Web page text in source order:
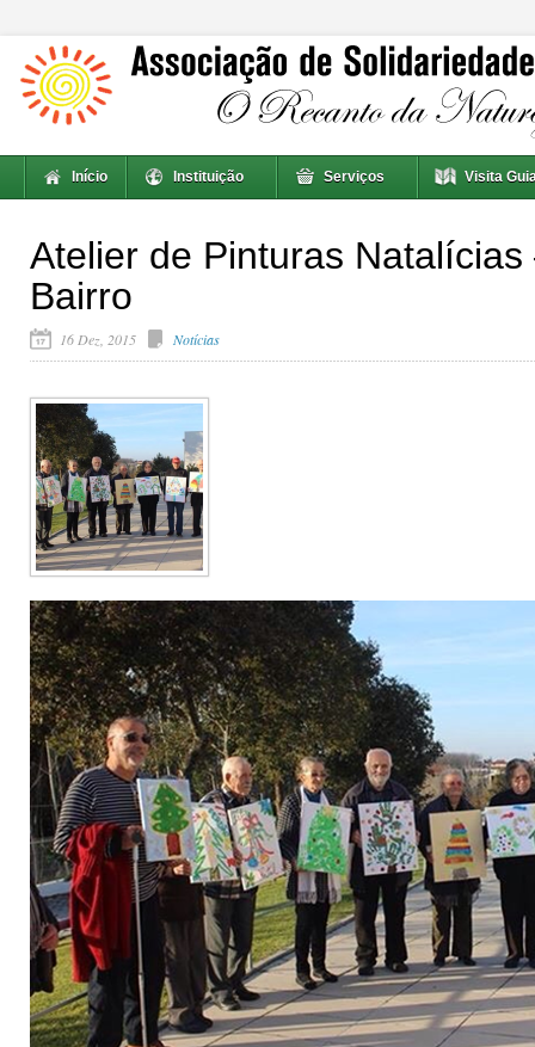
Início Instituição Serviços Visita
Atelier de Pinturas
Bairro
16 Dez, 2015 Notícias